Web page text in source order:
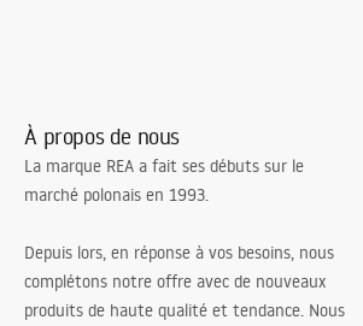
À propos de nous
La marque REA a fait ses débuts sur le
marché polonais en 1993.
Depuis lors, en réponse à vos besoins, nous
complétons notre offre avec de nouveaux
produits de haute qualité et tendance. Nous